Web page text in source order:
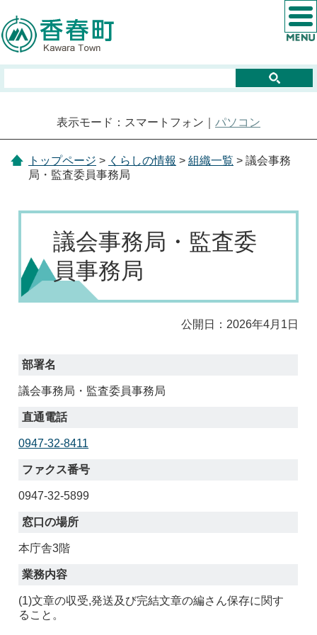
表示モード：スマートフォン｜ パソコン
トップページ > くらしの情報 > 組織一覧 > 議会事務
局・監査委員事務局
議会事務局・監査委
員事務局
公開日：2026年4月1日
部署名
議会事務局・監査委員事務局
直通電話
0947-32-8411
ファクス番号
0947-32-5899
窓口の場所
本庁舎3階
業務内容
(1)文章の収受,発送及び完結文章の編さん保存に関す
ること。